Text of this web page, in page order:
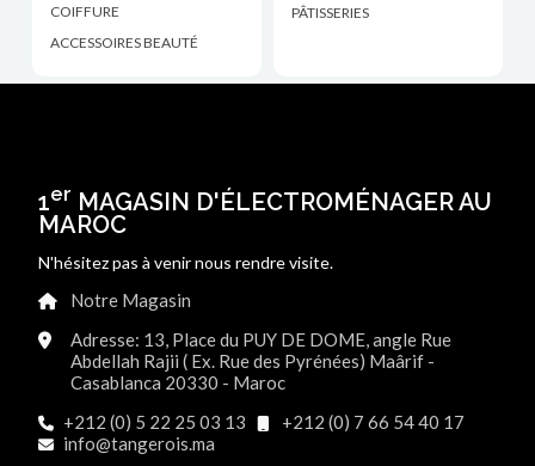
COIFFURE
ACCESSOIRES BEAUTÉ
PÂTISSERIES
1er MAGASIN D'ÉLECTROMÉNAGER AU
MAROC
N'hésitez pas à venir nous rendre visite.
Notre Magasin
Adresse: 13, Place du PUY DE DOME, angle Rue
Abdellah Rajii ( Ex. Rue des Pyrénées) Maârif -
Casablanca 20330 - Maroc
+212 (0) 5 22 25 03 13
+212 (0) 7 66 54 40 17
info@tangerois.ma